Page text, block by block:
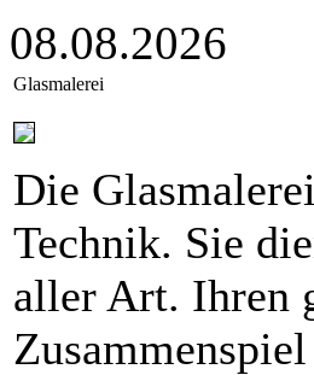
08.08.2026
Glasmalerei
Die
Technik. Sie
aller Art. Ihren